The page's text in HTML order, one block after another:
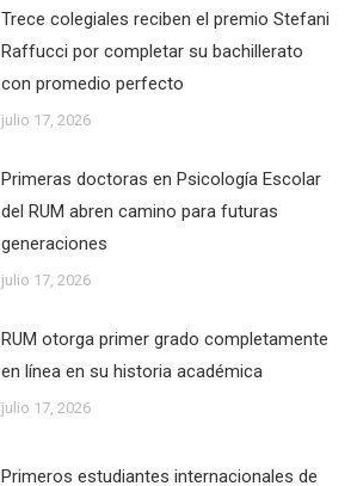
Trece colegiales reciben el premio Stefani
Raffucci por completar su bachillerato
con promedio perfecto
julio 17, 2026
Primeras doctoras en Psicología Escolar
del RUM abren camino para futuras
generaciones
julio 17, 2026
RUM otorga primer grado completamente
en línea en su historia académica
julio 17, 2026
Primeros estudiantes internacionales de